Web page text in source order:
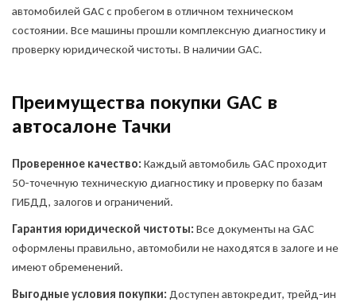
автомобилей GAC с пробегом в отличном техническом
состоянии. Все машины прошли комплексную диагностику и
проверку юридической чистоты. В наличии GAC.
Преимущества покупки GAC в
автосалоне Тачки
Проверенное качество: Каждый автомобиль GAC проходит
50-точечную техническую диагностику и проверку по базам
ГИБДД, залогов и ограничений.
Гарантия юридической чистоты: Все документы на GAC
оформлены правильно, автомобили не находятся в залоге и не
имеют обременений.
Выгодные условия покупки: Доступен автокредит, трейд-ин